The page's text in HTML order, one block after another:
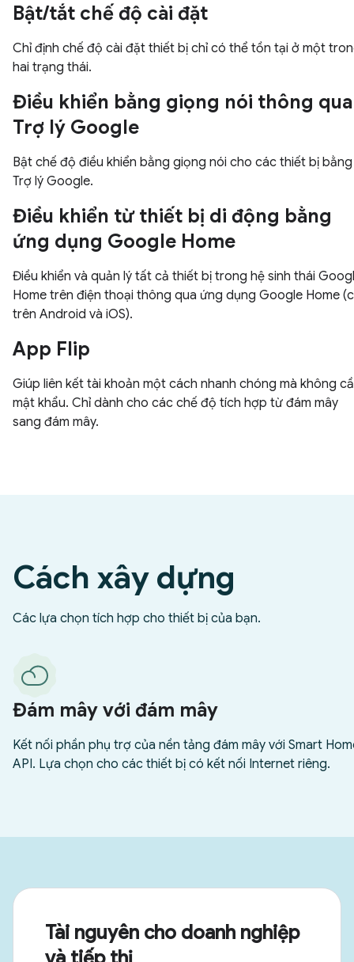
Tài nguyên cho doanh nghiệp